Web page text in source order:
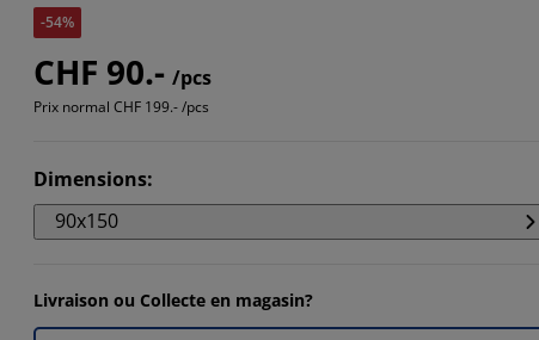
-54%
CHF 90.- /pcs
Prix normal CHF 199.- /pcs
Dimensions:
90x150
Livraison ou Collecte en magasin?